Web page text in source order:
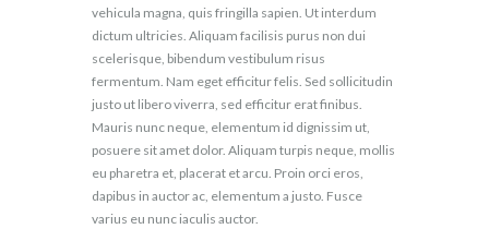
vehicula magna, quis fringilla sapien. Ut interdum
dictum ultricies. Aliquam facilisis purus non dui
scelerisque, bibendum vestibulum risus
fermentum. Nam eget efficitur felis. Sed sollicitudin
justo ut libero viverra, sed efficitur erat finibus.
Mauris nunc neque, elementum id dignissim ut,
posuere sit amet dolor. Aliquam turpis neque, mollis
eu pharetra et, placerat et arcu. Proin orci eros,
dapibus in auctor ac, elementum a justo. Fusce
varius eu nunc iaculis auctor.